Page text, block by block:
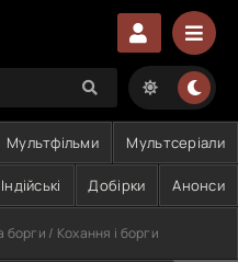
Мультфільми Мультсеріали
Індійські Добірки Анонси
борги / Кохання і борги